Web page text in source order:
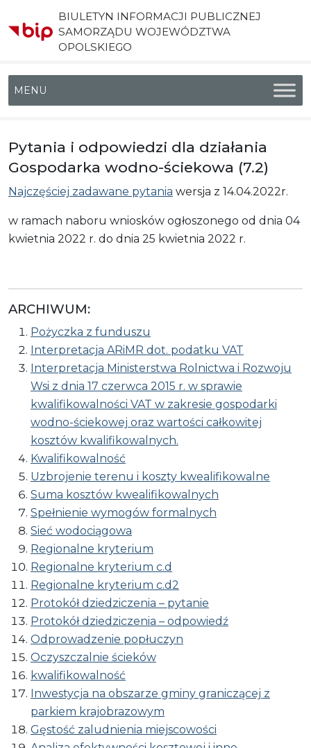
BIULETYN INFORMACJI PUBLICZNEJ
SAMORZĄDU WOJEWÓDZTWA
OPOLSKIEGO
Menu główne
Pytania i odpowiedzi dla działania
Gospodarka wodno-ściekowa (7.2)
Najczęściej zadawane pytania wersja z 14.04.2022r.
w ramach naboru wniosków ogłoszonego od dnia 04
kwietnia 2022 r. do dnia 25 kwietnia 2022 r.
ARCHIWUM:
Pożyczka z funduszu
Interpretacja ARiMR dot. podatku VAT
Interpretacja Ministerstwa Rolnictwa i Rozwoju
Wsi z dnia 17 czerwca 2015 r. w sprawie
kwalifikowalności VAT w zakresie gospodarki
wodno-ściekowej oraz wartości całkowitej
kosztów kwalifikowalnych.
Kwalifikowalność
Uzbrojenie terenu i koszty kwealifikowalne
Suma kosztów kwealifikowalnych
Spełnienie wymogów formalnych
Sieć wodociągowa
Regionalne kryterium
Regionalne kryterium c.d
Regionalne kryterium c.d2
Protokół dziedziczenia – pytanie
Protokół dziedziczenia – odpowiedź
Odprowadzenie popłuczyn
Oczyszczalnie ścieków
kwalifikowalność
Inwestycja na obszarze gminy graniczącej z
parkiem krajobrazowym
Gęstość zaludnienia miejscowości